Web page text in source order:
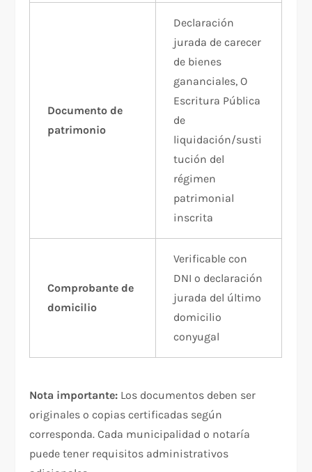
Documento de
patrimonio
Declaración
jurada de carecer
de bienes
gananciales, O
Escritura Pública
de
liquidación/susti
tución del
régimen
patrimonial
inscrita
Comprobante de
domicilio
Verificable con
DNI o declaración
jurada del último
domicilio
conyugal
Nota importante: Los documentos deben ser
originales o copias certificadas según
corresponda. Cada municipalidad o notaría
puede tener requisitos administrativos